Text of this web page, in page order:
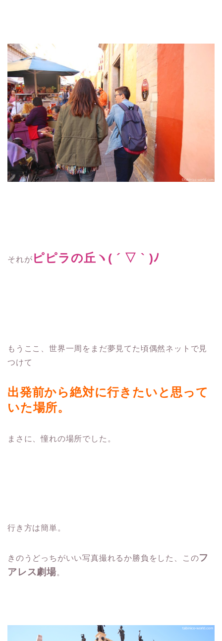
それが ピピラの丘ヽ( ´ ▽ ` )ﾉ
もうここ、世界一周をまだ夢見てた頃偶然ネットで見
つけて
出発前から絶対に行きたいと思って
いた場所。
まさに、憧れの場所でした。
行き方は簡単。
きのうどっちがいい写真撮れるか勝負をした、このフ
アレス劇場。